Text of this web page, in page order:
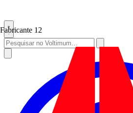
Fabricante 12